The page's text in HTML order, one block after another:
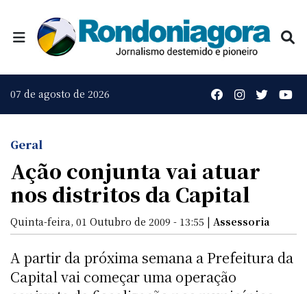
07 de agosto de 2026
Geral
Ação conjunta vai atuar
nos distritos da Capital
Quinta-feira, 01 Outubro de 2009 - 13:55 | Assessoria
A partir da próxima semana a Prefeitura da
Capital vai começar uma operação